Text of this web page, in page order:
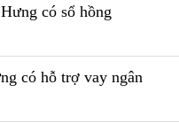
có sổ hồng
có hỗ trợ vay ngân